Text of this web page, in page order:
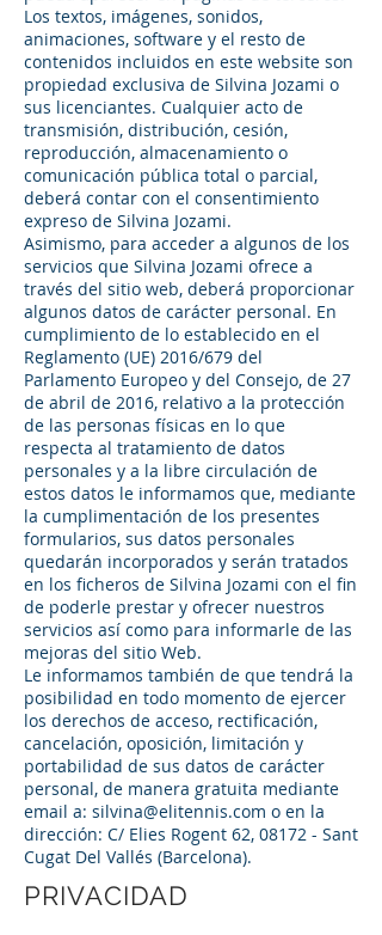
Los textos, imágenes, sonidos,
animaciones, software y el resto de
contenidos incluidos en este website son
propiedad exclusiva de Silvina Jozami o
sus licenciantes. Cualquier acto de
transmisión, distribución, cesión,
reproducción, almacenamiento o
comunicación pública total o parcial,
deberá contar con el consentimiento
expreso de Silvina Jozami.
Asimismo, para acceder a algunos de los
servicios que Silvina Jozami ofrece a
través del sitio web, deberá proporcionar
algunos datos de carácter personal. En
cumplimiento de lo establecido en el
Reglamento (UE) 2016/679 del
Parlamento Europeo y del Consejo, de 27
de abril de 2016, relativo a la protección
de las personas físicas en lo que
respecta al tratamiento de datos
personales y a la libre circulación de
estos datos le informamos que, mediante
la cumplimentación de los presentes
formularios, sus datos personales
quedarán incorporados y serán tratados
en los ficheros de Silvina Jozami con el fin
de poderle prestar y ofrecer nuestros
servicios así como para informarle de las
mejoras del sitio Web.
Le informamos también de que tendrá la
posibilidad en todo momento de ejercer
los derechos de acceso, rectificación,
cancelación, oposición, limitación y
portabilidad de sus datos de carácter
personal, de manera gratuita mediante
email a: silvina@elitennis.com o en la
dirección: C/ Elies Rogent 62, 08172 - Sant
Cugat Del Vallés (Barcelona).
PRIVACIDAD